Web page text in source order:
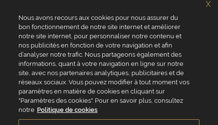
Contactez-nous
Republica del cacao
Service client
04 75 07 51 51
Du lundi au jeudi : 8h - 18h
Le vendredi : 8h - 17h
VALRHONA FRANCE - ZA Les Fleurons - 315 Allée des Bergerons -
Nous avons recours aux cookies pour nous assurer du
bon fonctionnement de notre site internet et améliorer
notre site internet, pour personnaliser notre contenu et
nos publicités en fonction de votre navigation et afin
d’analyser notre trafic. Nous partageons également des
informations, quant à votre navigation en ligne sur notre
site, avec nos partenaires analytiques, publicitaires et de
réseaux sociaux. Vous pouvez modifier à tout moment vos
paramètres en matière de cookies en cliquant sur
"Paramètres des cookies". Pour en savoir plus, consultez
notre Politique de cookies
X